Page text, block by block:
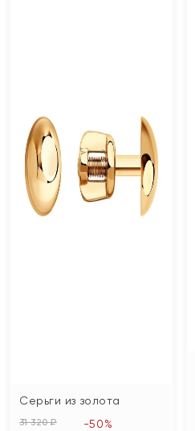
Серьги из золота
31 320 ₽ -50%